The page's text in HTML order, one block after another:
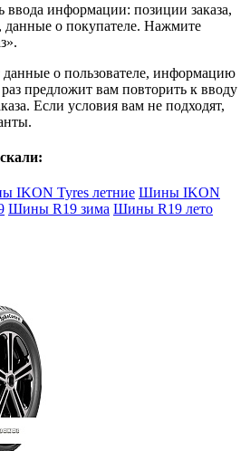
ввода информации: позиции заказа,
о покупателе. Нажмите
о пользователе, информацию
предложит вам повторить к вводу
Если условия вам не подходят,
IKON Tyres летние Шины IKON
Шины R19 зима Шины R19 лето